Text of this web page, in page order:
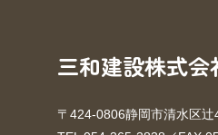
三和建設株式会
〒424-0806静岡市清水区